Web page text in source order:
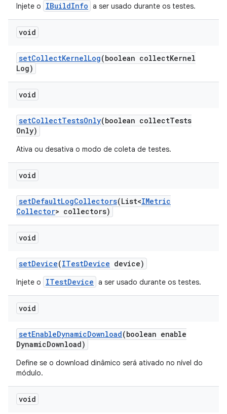
Injete o IBuildInfo a ser usado durante os testes.
void
setCollectKernelLog(boolean collectKernel
Log)
void
setCollectTestsOnly(boolean collectTests
Only)
Ativa ou desativa o modo de coleta de testes.
void
setDefaultLogCollectors(List<IMetric
Collector> collectors)
void
setDevice(ITestDevice device)
Injete o ITestDevice a ser usado durante os testes.
void
setEnableDynamicDownload(boolean enable
DynamicDownload)
Define se o download dinâmico será ativado no nível do
módulo.
void